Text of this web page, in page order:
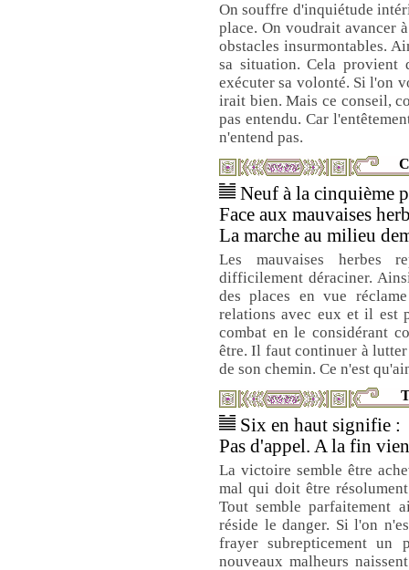
On souffre d'inquiétude
place. On voudrait avancer
obstacles insurmontables.
sa situation. Cela provient
exécuter sa volonté. Si l'on
irait bien. Mais ce conseil,
pas entendu. Car
n'entend pas.
Neuf à la cinquième
Face aux mauvaises
La marche au milieu
Les mauvaises herbes
difficilement déraciner.
des places en vue
relations avec eux et il est
combat en le considérant
être. Il faut continuer à lutter
de son chemin. Ce n'est
Six en haut signifie :
Pas d'appel. A la fin
La victoire semble être
mal qui doit être
Tout semble parfaitement
réside le danger. Si l'on
frayer subrepticement un
nouveaux malheurs